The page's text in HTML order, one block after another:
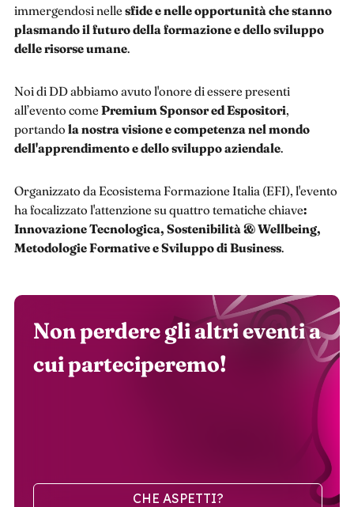
immergendosi nelle sfide e nelle opportunità che stanno
plasmando il futuro della formazione e dello sviluppo
delle risorse umane.
Noi di DD abbiamo avuto l'onore di essere presenti
all’evento come Premium Sponsor ed Espositori,
portando la nostra visione e competenza nel mondo
dell'apprendimento e dello sviluppo aziendale.
Organizzato da Ecosistema Formazione Italia (EFI), l'evento
ha focalizzato l'attenzione su quattro tematiche chiave:
Innovazione Tecnologica, Sostenibilità & Wellbeing,
Metodologie Formative e Sviluppo di Business.
Non perdere gli altri eventi a
cui parteciperemo!
CHE ASPETTI?